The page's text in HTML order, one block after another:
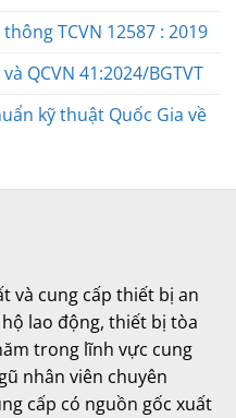
TCVN 12587 : 2019
QCVN 41:2024/BGTVT
kỹ thuật Quốc Gia về
và cung cấp thiết bị an
lao động, thiết bị tòa
trong lĩnh vực cung
nhân viên chuyên
cấp có nguồn gốc xuất